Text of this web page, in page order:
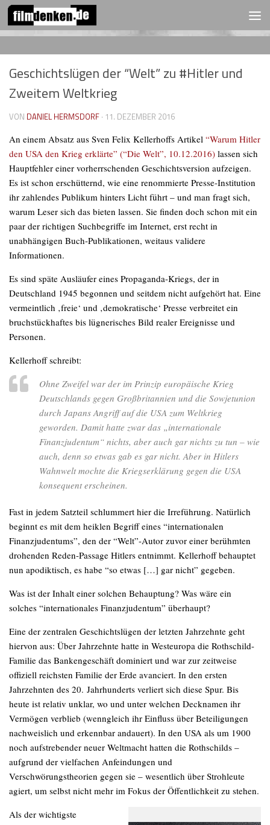
Zum Inhalt springenFOLGEN:
Geschichtslügen der “Welt” zu #Hitler und
Zweitem Weltkrieg
VON DANIEL HERMSDORF · 11. DEZEMBER 2016
An einem Absatz aus Sven Felix Kellerhoffs Artikel “Warum Hitler
den USA den Krieg erklärte” (“Die Welt”, 10.12.2016) lassen sich
Hauptfehler einer vorherrschenden Geschichtsversion aufzeigen.
Es ist schon erschütternd, wie eine renommierte Presse-Institution
ihr zahlendes Publikum hinters Licht führt – und man fragt sich,
warum Leser sich das bieten lassen. Sie finden doch schon mit ein
paar der richtigen Suchbegriffe im Internet, erst recht in
unabhängigen Buch-Publikationen, weitaus validere
Informationen.
Es sind späte Ausläufer eines Propaganda-Kriegs, der in
Deutschland 1945 begonnen und seitdem nicht aufgehört hat. Eine
vermeintlich ‚freie‘ und ‚demokratische‘ Presse verbreitet ein
bruchstückhaftes bis lügnerisches Bild realer Ereignisse und
Personen.
Kellerhoff schreibt:
Ohne Zweifel war der im Prinzip europäische Krieg
Deutschlands gegen Großbritannien und die Sowjetunion
durch Japans Angriff auf die USA zum Weltkrieg
geworden. Damit hatte zwar das „internationale
Finanzjudentum“ nichts, aber auch gar nichts zu tun – wie
auch, denn so etwas gab es gar nicht. Aber in Hitlers
Wahnwelt mochte die Kriegserklärung gegen die USA
konsequent erscheinen.
Fast in jedem Satzteil schlummert hier die Irreführung. Natürlich
beginnt es mit dem heiklen Begriff eines “internationalen
Finanzjudentums”, den der “Welt”-Autor zuvor einer berühmten
drohenden Reden-Passage Hitlers entnimmt. Kellerhoff behauptet
nun apodiktisch, es habe “so etwas […] gar nicht” gegeben.
Was ist der Inhalt einer solchen Behauptung? Was wäre ein
solches “internationales Finanzjudentum” überhaupt?
Eine der zentralen Geschichtslügen der letzten Jahrzehnte geht
hiervon aus: Über Jahrzehnte hatte in Westeuropa die Rothschild-
Familie das Bankengeschäft dominiert und war zur zeitweise
offiziell reichsten Familie der Erde avanciert. In den ersten
Jahrzehnten des 20. Jahrhunderts verliert sich diese Spur. Bis
heute ist relativ unklar, wo und unter welchen Decknamen ihr
Vermögen verblieb (wenngleich ihr Einfluss über Beteiligungen
nachweislich und erkennbar andauert). In den USA als um 1900
noch aufstrebender neuer Weltmacht hatten die Rothschilds –
aufgrund der vielfachen Anfeindungen und
Verschwörungstheorien gegen sie – wesentlich über Strohleute
agiert, um selbst nicht mehr im Fokus der Öffentlichkeit zu stehen.
Als der wichtigste